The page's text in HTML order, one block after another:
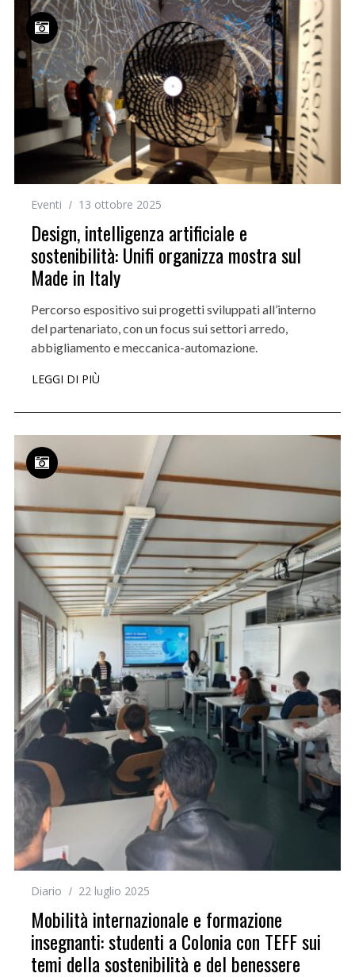
Eventi 13 ottobre 2025
Design, intelligenza artificiale e
sostenibilità: Unifi organizza mostra sul
Made in Italy
Percorso espositivo sui progetti sviluppati all’interno
del partenariato, con un focus sui settori arredo,
abbigliamento e meccanica-automazione.
LEGGI DI PIÙ
Diario 22 luglio 2025
Mobilità internazionale e formazione
insegnanti: studenti a Colonia con TEFF sui
temi della sostenibilità e del benessere